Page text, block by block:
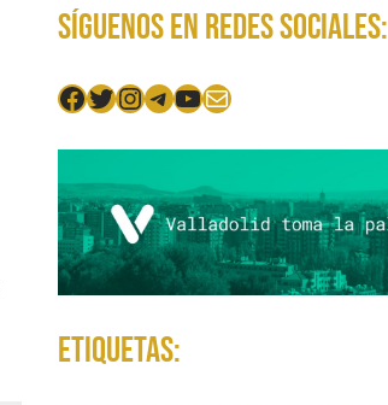
Síguenos en redes sociales:
Facebook
Twitter
Instagram
Telegram
YouTube
Mail
Etiquetas: